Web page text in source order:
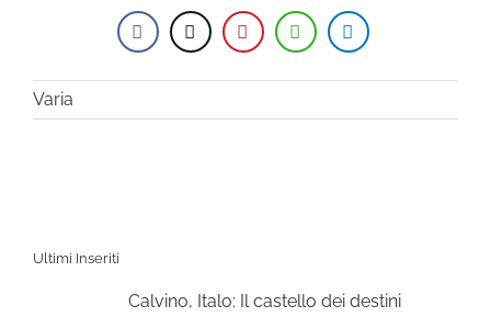
Varia
Ultimi Inseriti
Calvino, Italo: Il castello dei destini